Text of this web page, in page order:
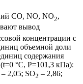
CO, NO, NO2,
вывод
концентрации с
объемной доли
содержания
°C, P=101,3 кПа):
– 2,05; SO2 – 2,86;